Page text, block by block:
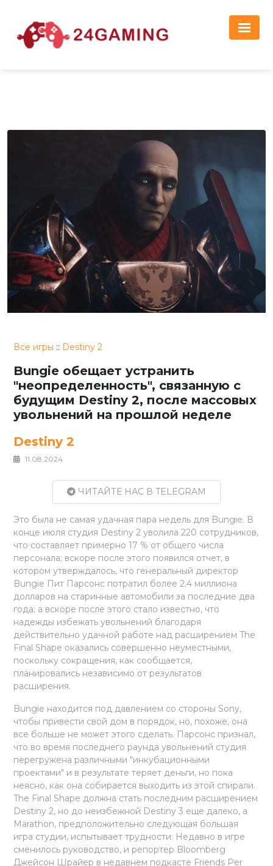
Все игры :: Destiny 2
Bungie обещает устранить
"неопределенность", связанную с
будущим Destiny 2, после массовых
увольнений на прошлой неделе
Destiny 2
11.08.2024
ЧИТАЙТЕ НАС В TELEGRAM
Это была не самая удачная пара недель для Bungie. В
конце июля студия Destiny 2 уволила 220 сотрудников,
что составляет примерно 17 % от общего числа
персонала; вскоре после этого появился отчет, в
котором утверждалось, что генеральный директор
Bungie Пит Парсонс потратил более 2.4 миллиона
долларов на старинные автомобили за последние два
года; а вскоре после этого стало известно, что
надежды избежать увольнений благодаря
действительно удачной работе над расширением The
Final Shape оказались совершенно неуместными,
поскольку сокращения, как сообщается,
планировались независимо от результатов
расширения.
Bungie находится под давлением со стороны Sony,
чтобы привести свой дом в порядок, но, похоже, она
все больше не может этого сделать. Парсонс признал,
что во время последнего раунда увольнений студия
перегружена различными "инкубационными
проектами" и в результате теряет деньги, но пока
неясно, как она собирается выходить из этой спирали.
The Final Shape должна стать последним расширением
Destiny 2, но до неизбежной Destiny 3 еще далеко, а
Marathon, предположительно следующая большая
игра студии, испытывает трудности: Недавно в игре
сменилось руководство, и репортер Bloomberg
Джейсон Шрайер в недавнем подкасте Friends Per